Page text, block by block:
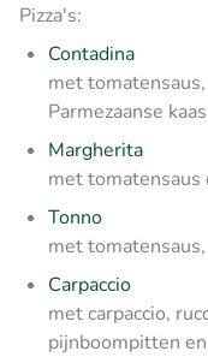
Pizza's:
Contadina
met
Parmezaanse kaas
Margherita
met tomatensaus
Tonno
met
Carpaccio
met carpaccio,
pijnboompitten